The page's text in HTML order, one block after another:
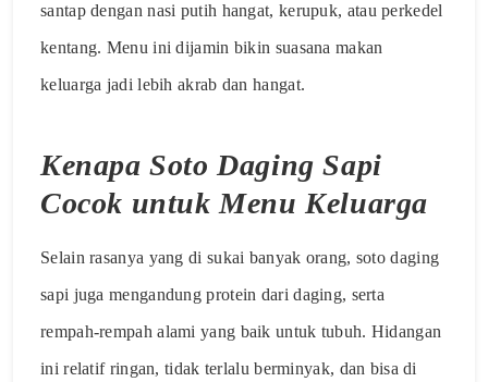
santap dengan nasi putih hangat, kerupuk, atau perkedel
kentang. Menu ini dijamin bikin suasana makan
keluarga jadi lebih akrab dan hangat.
Kenapa Soto Daging Sapi
Cocok untuk Menu Keluarga
Selain rasanya yang di sukai banyak orang, soto daging
sapi juga mengandung protein dari daging, serta
rempah-rempah alami yang baik untuk tubuh. Hidangan
ini relatif ringan, tidak terlalu berminyak, dan bisa di